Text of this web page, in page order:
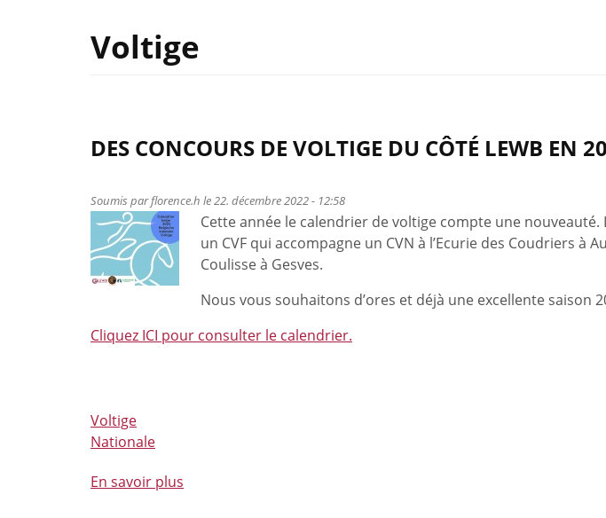
Voltige
DES CONCOURS DE VOLTIGE DU CÔTÉ LEWB EN
Soumis parflorence.h le 22. décembre 2022 - 12:58
Cette année le calendrier de voltige compte une nouveauté.
un CVF qui accompagne un CVN à l’Ecurie des Coudriers à
Coulisse à Gesves.
Nous vous souhaitons d’ores et déjà une excellente saison
Cliquez ICI pour consulter le calendrier.
Voltige
Nationale
En savoir plus